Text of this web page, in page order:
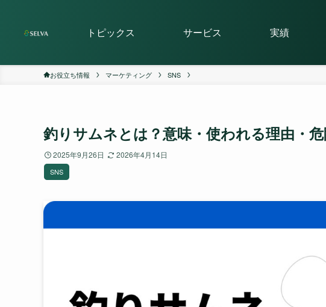
トピックス サービス 実績
お役立ち情報 マーケティング SNS
釣りサムネとは？意味・使われる理由・
SNS
2025年9月26日 2026年4月14日